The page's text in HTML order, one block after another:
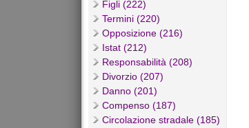
Figli (222)
Termini (220)
Opposizione (216)
Istat (212)
Responsabilità (208)
Divorzio (207)
Danno (201)
Compenso (187)
Circolazione stradale (185)